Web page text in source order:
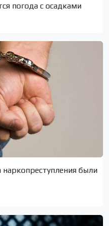
погода с осадками
наркопреступления были